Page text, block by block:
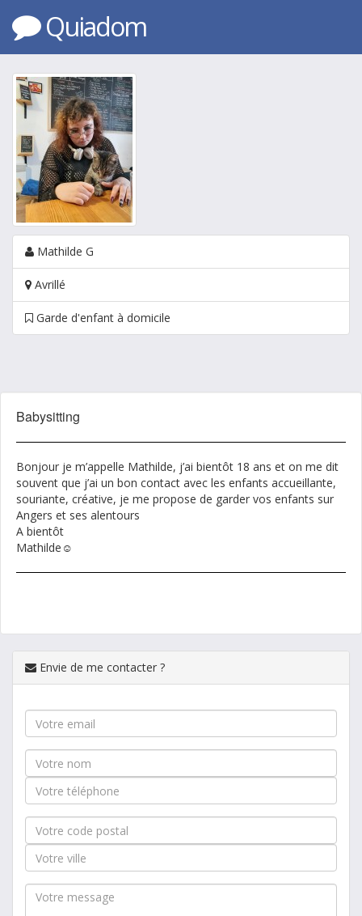
Quiadom
Mathilde G
Avrillé
Garde d'enfant à domicile
Babysitting
Bonjour je m’appelle Mathilde, j’ai bientôt 18 ans et on me dit
souvent que j’ai un bon contact avec les enfants accueillante,
souriante, créative, je me propose de garder vos enfants sur
Angers et ses alentours
A bientôt
Mathilde☺️
Envie de me contacter ?